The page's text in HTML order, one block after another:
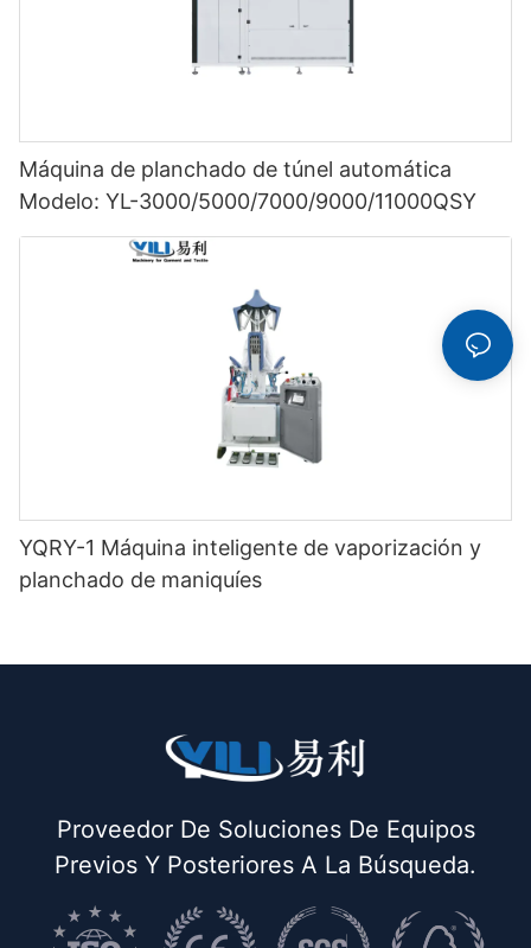
Máquina de planchado de túnel automática
Modelo: YL-3000/5000/7000/9000/11000QSY
YQRY-1 Máquina inteligente de vaporización y
planchado de maniquíes
Proveedor De Soluciones De Equipos
Previos Y Posteriores A La Búsqueda.